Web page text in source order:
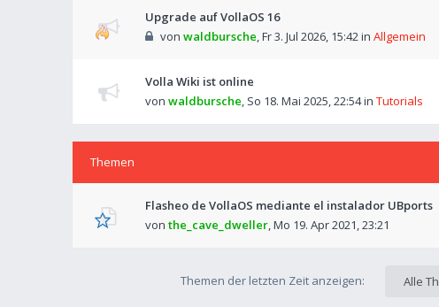
Upgrade auf VollaOS 16
von waldbursche,Fr 3. Jul 2026, 15:42in Allgemein
Volla Wiki ist online
von waldbursche, So 18. Mai 2025, 22:54in Tutorials
Themen
Flasheo de VollaOS mediante el instalador UBports
von the_cave_dweller,Mo 19. Apr 2021, 23:21
Themen der letzten Zeit anzeigen: Alle